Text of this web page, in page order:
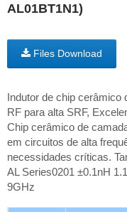
AL01BT1N1)
Files Download
Indutor de chip cerâmico
RF para alta SRF,
Chip cerâmico de
em circuitos de alta
necessidades críticas.
AL Series0201 ±0.1nH
9GHz